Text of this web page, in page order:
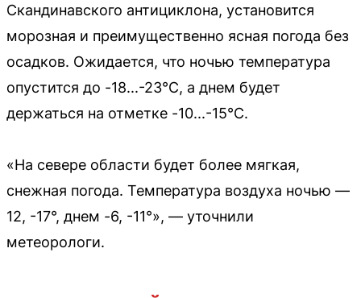
Скандинавского антициклона, установится
морозная и преимущественно ясная погода без
осадков. Ожидается, что ночью температура
опустится до -18...-23°C, а днем будет
держаться на отметке -10...-15°C.
«На севере области будет более мягкая,
снежная погода. Температура воздуха ночью —
12, -17°, днем -6, -11°», — уточнили
метеорологи.